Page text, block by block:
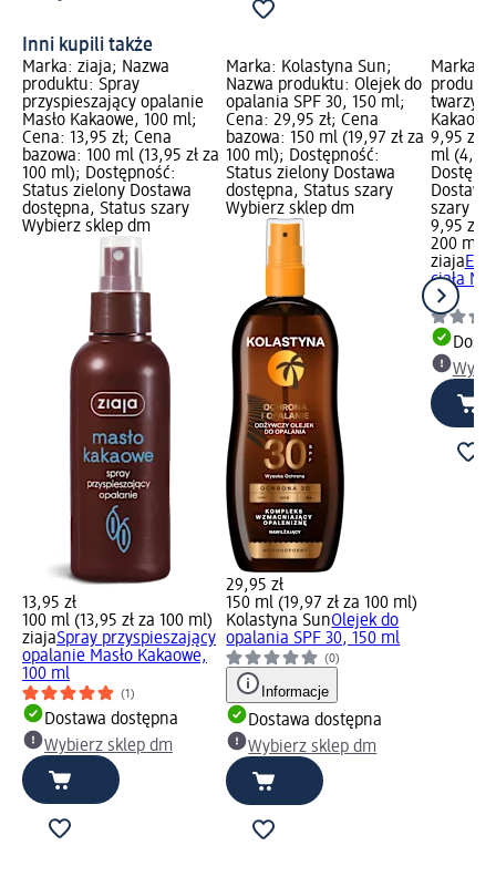
Inni kupili także
Marka: ziaja; Nazwa
produktu: Spray
przyspieszający opalanie
Masło Kakaowe, 100 ml;
Cena: 13,95 zł; Cena
bazowa: 100 ml (13,95 zł za
100 ml); Dostępność:
Status zielony Dostawa
dostępna, Status szary
Wybierz sklep dm
13,95 zł
100 ml (13,95 zł za 100 ml)
ziajaSpray przyspieszający
opalanie Masło Kakaowe,
100 ml
(1)
Dostawa dostępna
Wybierz sklep dm
Marka: Kolastyna Sun;
Nazwa produktu: Olejek do
opalania SPF 30, 150 ml;
Cena: 29,95 zł; Cena
bazowa: 150 ml (19,97 zł za
100 ml); Dostępność:
Status zielony Dostawa
dostępna, Status szary
Wybierz sklep dm
29,95 zł
150 ml (19,97 zł za 100 ml)
Kolastyna SunOlejek do
opalania SPF 30, 150 ml
(0)
Informacje
Dostawa dostępna
Wybierz sklep dm
Marka:
twarzy i
9,95 zł;
ml (4,98
szary
9,95 zł
200 ml
ziaja
ciała
ml